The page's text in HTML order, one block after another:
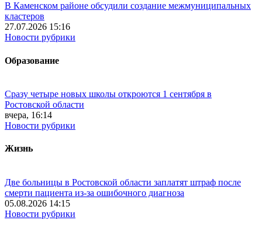
В Каменском районе обсудили создание межмуниципальных
кластеров
27.07.2026 15:16
Новости рубрики
Образование
Сразу четыре новых школы откроются 1 сентября в
Ростовской области
вчера, 16:14
Новости рубрики
Жизнь
Две больницы в Ростовской области заплатят штраф после
смерти пациента из-за ошибочного диагноза
05.08.2026 14:15
Новости рубрики